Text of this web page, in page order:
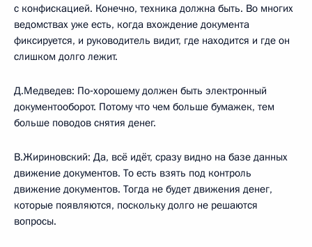
с конфискацией. Конечно, техника должна быть. Во многих
ведомствах уже есть, когда вхождение документа
фиксируется, и руководитель видит, где находится и где он
слишком долго лежит.
Д.Медведев: По‑хорошему должен быть электронный
документооборот. Потому что чем больше бумажек, тем
больше поводов снятия денег.
В.Жириновский: Да, всё идёт, сразу видно на базе данных
движение документов. То есть взять под контроль
движение документов. Тогда не будет движения денег,
которые появляются, поскольку долго не решаются
вопросы.